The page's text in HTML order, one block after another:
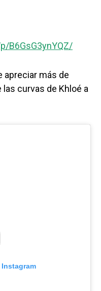
B6GsG3ynYQZ/
apreciar más de
curvas de Khloé a